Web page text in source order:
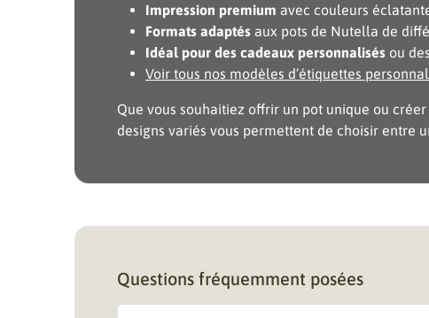
Impression premium avec couleurs
Formats adaptés aux pots de Nutella de
Idéal pour des cadeaux personnalisés ou
Voir tous nos modèles d’étiquettes
Que vous souhaitiez offrir un pot unique ou
designs variés vous permettent de choisir entre
Questions fréquemment posées